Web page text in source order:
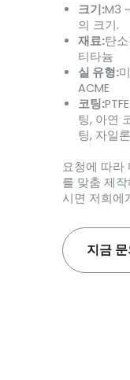
크기:M3
의 크기.
재료:탄
티타늄
실 유형:
ACME
코팅:
팅, 아연
팅, 자일
요청에 따라
를 맞춤 제
시면 저희에
지금